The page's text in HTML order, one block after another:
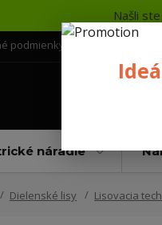
Našli
podmienky
náradie
Dielenské lisy Lisovacia